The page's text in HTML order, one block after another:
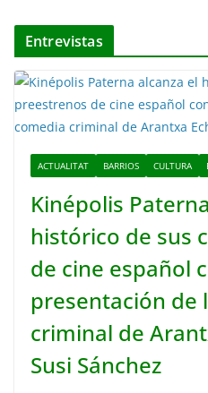
Entrevistas
ACTUALITAT BARRIOS CULTURA
Kinépolis
histórico de sus
de cine español
presentación de
criminal de
Susi Sánchez